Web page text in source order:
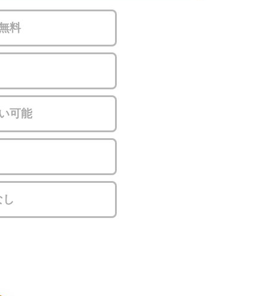
料
可能